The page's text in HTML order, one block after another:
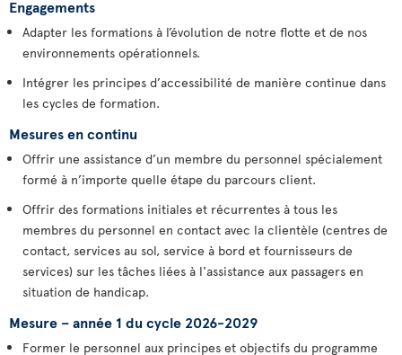
Engagements
Adapter les formations à l’évolution de notre flotte et de nos
environnements opérationnels.
Intégrer les principes d’accessibilité de manière continue dans
les cycles de formation.
Mesures en continu
Offrir une assistance d’un membre du personnel spécialement
formé à n’importe quelle étape du parcours client.
Offrir des formations initiales et récurrentes à tous les
membres du personnel en contact avec la clientèle (centres de
contact, services au sol, service à bord et fournisseurs de
services) sur les tâches liées à l'assistance aux passagers en
situation de handicap.
Mesure – année 1 du cycle 2026-2029
Former le personnel aux principes et objectifs du programme